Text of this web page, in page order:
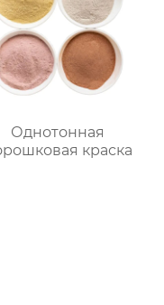
Однотонная
краска